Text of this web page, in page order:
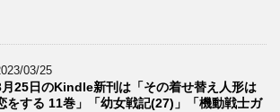
03/25
25日のKindle新刊は「その着せ替え人形は
をする 11巻」「幼女戦記(27)」「機動戦士ガ